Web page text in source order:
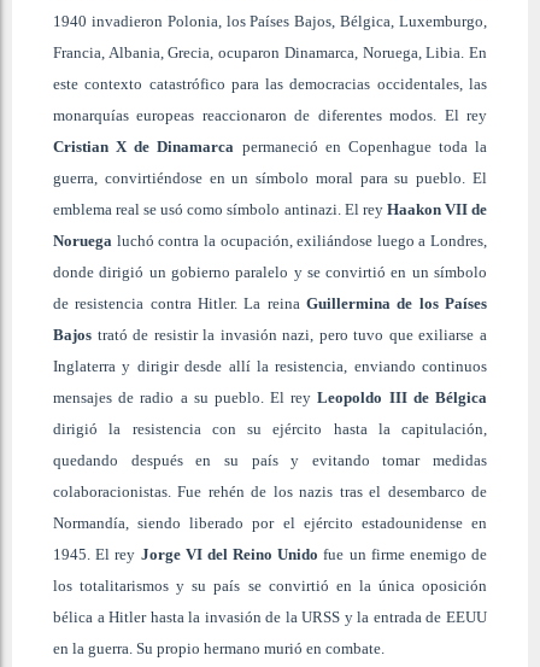
1940 invadieron Polonia, los Países Bajos, Bélgica, Luxemburgo,
Francia, Albania, Grecia, ocuparon Dinamarca, Noruega, Libia. En
este contexto catastrófico para las democracias occidentales, las
monarquías europeas reaccionaron de diferentes modos. El rey
Cristian X de Dinamarca permaneció en Copenhague toda la
guerra, convirtiéndose en un símbolo moral para su pueblo. El
emblema real se usó como símbolo antinazi. El rey Haakon VII de
Noruega luchó contra la ocupación, exiliándose luego a Londres,
donde dirigió un gobierno paralelo y se convirtió en un símbolo
de resistencia contra Hitler. La reina Guillermina de los Países
Bajos trató de resistir la invasión nazi, pero tuvo que exiliarse a
Inglaterra y dirigir desde allí la resistencia, enviando continuos
mensajes de radio a su pueblo. El reyLeopoldo III de Bélgica
dirigió la resistencia con su ejército hasta la capitulación,
quedando después en su país y evitando tomar medidas
colaboracionistas. Fue rehén de los nazis tras el desembarco de
Normandía, siendo liberado por el ejército estadounidense en
1945. El rey Jorge VI del Reino Unido fue un firme enemigo de
los totalitarismos y su país se convirtió en la única oposición
bélica a Hitler hasta la invasión de la URSS y la entrada de EEUU
en la guerra. Su propio hermano murió en combate.